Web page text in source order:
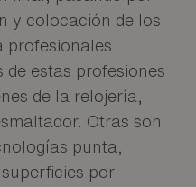
y colocación de los
profesionales
de estas profesiones
de la relojería,
Otras son
punta,
por